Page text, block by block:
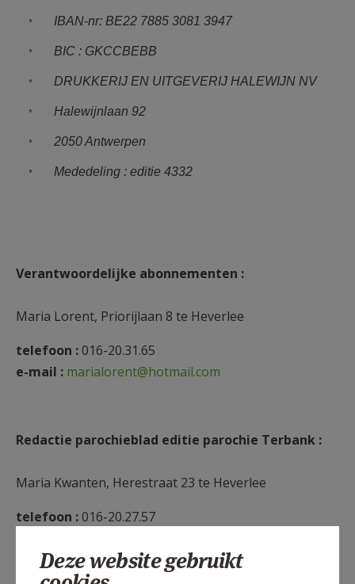
IBAN-nr: BE22 7885 3081 3947
BIC : GKCCBEBB
DRUKKERIJ EN UITGEVERIJ HALEWIJN NV
Halewijnlaan 92
2050 Antwerpen
Mededeling : editie 4332
Verantwoordelijke abonnementen :
Maria Lorent, Priorijlaan 8 te Heverlee
telefoon : 016-20.31.65
e-mail : marialorent@hotmail.com
Redactie parochieblad editie parochie Terbank :
Maria Kwanten, Herestraat 23 te Heverlee
telefoon : 016-20.27.57
Deze website gebruikt